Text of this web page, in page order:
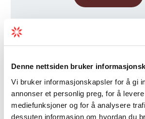
Denne nettsiden bruker
Vi bruker informasjonskapsler for å gi
annonser et personlig preg, for å
mediefunksjoner og for å analysere
dessuten informasjon om hvordan du
23. mai - 30. august: Alle dagar
Resten av året: Tysdag–fredag
Prisar:
Student: 70,-
Grupper over 15 personer: